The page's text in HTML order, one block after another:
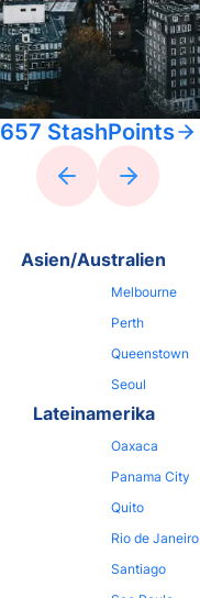
657 StashPoints
Asien/Australien
Melbourne
Perth
Queenstown
Seoul
Lateinamerika
Oaxaca
Panama City
Quito
Rio de Janeiro
Santiago